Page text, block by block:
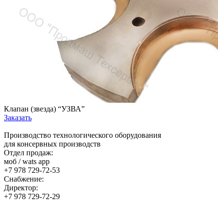
Клапан (звезда) “УЗВА”
Заказать
Производство технологического оборудования
для консервных производств
Отдел продаж:
моб / wats app
+7 978 729-72-53
Снабжение:
Директор:
+7 978 729-72-29